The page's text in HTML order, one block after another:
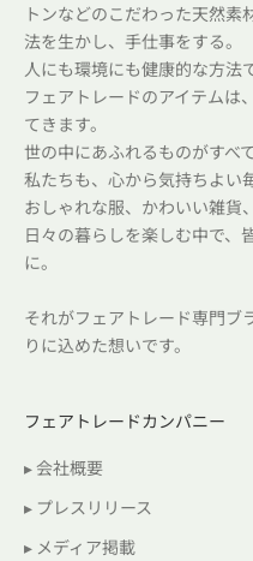
トンなどのこだわった天然
法を生かし、手仕事をする。
人にも環境にも健康的な方法
フェアトレードのアイテムは
てきます。
世の中にあふれるものがすべ
私たちも、心から気持ちよい
おしゃれな服、かわいい雑貨
日々の暮らしを楽しむ中で、
に。
それがフェアトレード専門ブ
りに込めた想いです。
フェアトレードカンパニー
▸ 会社概要
▸ プレスリリース
▸ メディア掲載